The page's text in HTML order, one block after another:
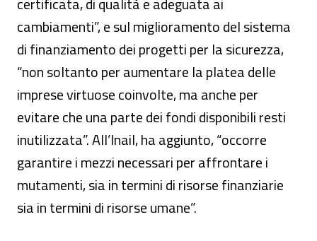
cambiamenti”, e sul miglioramento del sistema
di finanziamento dei progetti per la sicurezza,
“non soltanto per aumentare la platea delle
imprese virtuose coinvolte, ma anche per
evitare che una parte dei fondi disponibili resti
inutilizzata”. All’Inail, ha aggiunto, “occorre
garantire i mezzi necessari per affrontare i
mutamenti, sia in termini di risorse finanziarie
sia in termini di risorse umane”.